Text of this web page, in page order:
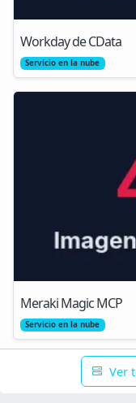
Workday de CData
Servicio en la nube
Meraki Magic MCP
Servicio en la nube
Ver